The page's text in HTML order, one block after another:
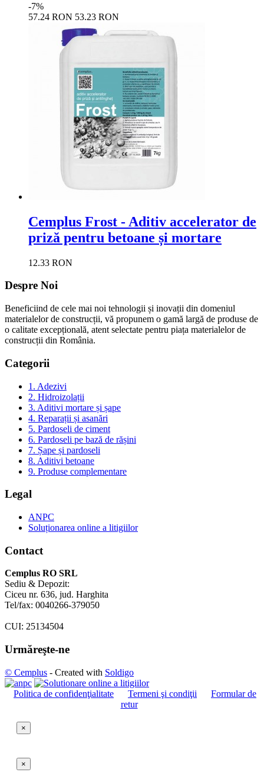
-7%
57.24 RON 53.23 RON
Cemplus Frost - Aditiv accelerator de
priză pentru betoane și mortare
12.33 RON
Despre Noi
Beneficiind de cele mai noi tehnologii și inovații din domeniul
materialelor de construcții, vă propunem o gamă largă de produse de
o calitate excepțională, atent selectate pentru piața materialelor de
construcții din România.
Categorii
1. Adezivi
2. Hidroizolații
3. Aditivi mortare și șape
4. Reparații și asanări
5. Pardoseli de ciment
6. Pardoseli pe bază de rășini
7. Șape și pardoseli
8. Aditivi betoane
9. Produse complementare
Legal
ANPC
Soluționarea online a litigiilor
Contact
Cemplus RO SRL
Sediu & Depozit:
Ciceu nr. 636, jud. Harghita
Tel/fax: 0040266-379050
CUI: 25134504
Urmăreşte-ne
© Cemplus - Created with Soldigo
Politica de confidenţialitate Termeni şi condiţii
Formular de
retur
×
×